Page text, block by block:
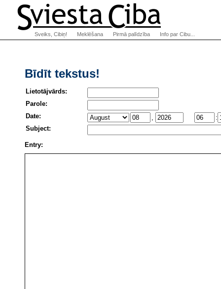
Bīdīt tekstus!
Lietotājvārds:
Parole:
Date:
,
:
Subject:
Entry:
Sveiks, Cibiņ! Meklēšana Pirmā palīdzība Info par Cibu...